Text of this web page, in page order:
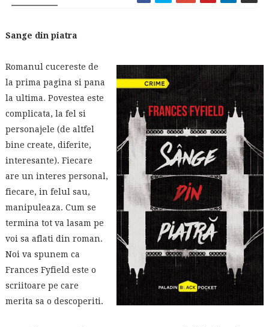
Sange din piatra
Romanul cucereste de
la prima pagina si pana
la ultima. Povestea este
complicata, la fel si
personajele (de altfel
bine create, diferite,
interesante). Fiecare
are un interes personal,
fiecare, in felul sau,
manipuleaza. Cum se
termina tot va lasam pe
voi sa aflati din roman.
Noi va spunem ca
Frances Fyfield este o
scriitoare pe care
merita sa o descoperiti.